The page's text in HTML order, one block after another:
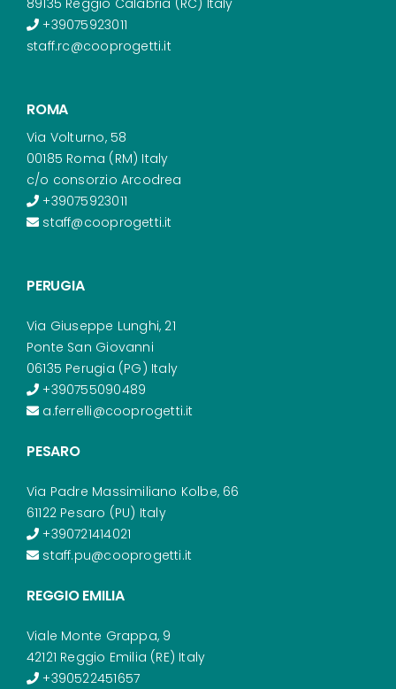
89135 Reggio Calabria (RC) Italy
+39075923011
staff.rc@cooprogetti.it
ROMA
Via Volturno, 58
00185 Roma (RM) Italy
c/o consorzio Arcodrea
+39075923011
staff@cooprogetti.it
PERUGIA
Via Giuseppe Lunghi, 21
Ponte San Giovanni
06135 Perugia (PG) Italy
+390755090489
a.ferrelli@cooprogetti.it
PESARO
Via Padre Massimiliano Kolbe, 66
61122 Pesaro (PU) Italy
+390721414021
staff.pu@cooprogetti.it
REGGIO EMILIA
Viale Monte Grappa, 9
42121 Reggio Emilia (RE) Italy
+390522451657